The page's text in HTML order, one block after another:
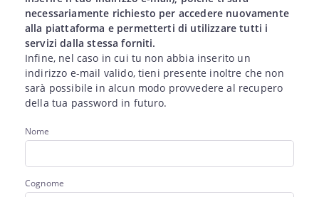
necessariamente richiesto per accedere nuovamente
alla piattaforma e permetterti di utilizzare tutti i
servizi dalla stessa forniti.
Infine, nel caso in cui tu non abbia inserito un
indirizzo e-mail valido, tieni presente inoltre che non
sarà possibile in alcun modo provvedere al recupero
della tua password in futuro.
Nome
Cognome